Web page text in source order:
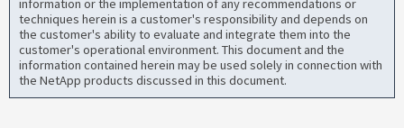
information or the implementation of any recommendations or
techniques herein is a customer's responsibility and depends on
the customer's ability to evaluate and integrate them into the
customer's operational environment. This document and the
information contained herein may be used solely in connection with
the NetApp products discussed in this document.